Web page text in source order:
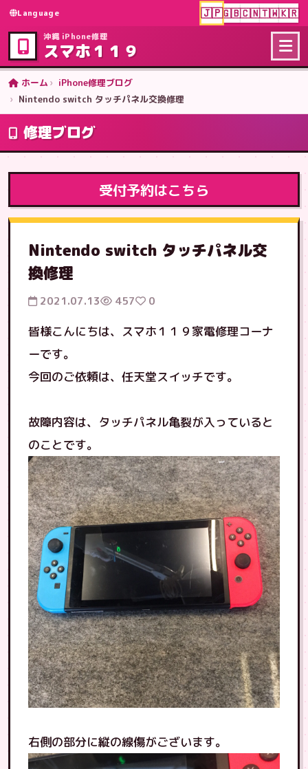
Language 🇯🇵🇬🇧🇨🇳🇹🇼🇰🇷
沖縄 iPhone修理
スマホ１１９
ホーム
iPhone修理ブログ
Nintendo switch タッチパネル交換修理
修理ブログ
受付予約はこちら
Nintendo switch タッチパネル交
換修理
2021.07.13 457 0
皆様こんにちは、スマホ１１９家電修理コーナ
ーです。
今回のご依頼は、任天堂スイッチです。
故障内容は、タッチパネル亀裂が入っていると
のことです。
右側の部分に縦の線傷がございます。